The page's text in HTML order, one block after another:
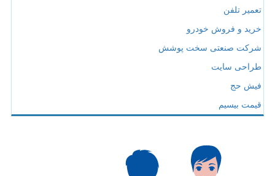
تعمیر تلفن
خرید و فروش خودرو
شرکت صنعتی سخت پوشش
طراحی سایت
فیش حج
قیمت بیسیم